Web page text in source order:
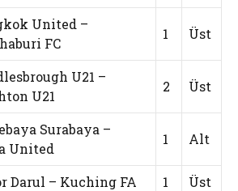
United –
FC
1 Üst
U21 –
U21
2 Üst
Surabaya –
United
1 Alt
Darul – Kuching FA 1 Üst